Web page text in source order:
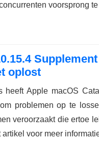
voorsprong
oplost
heeft Apple macOS
problemen op te
veroorzaakt die ertoe
artikel voor meer